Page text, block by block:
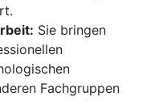
Sie bringen
Fachgruppen